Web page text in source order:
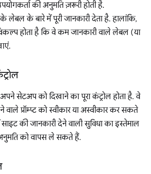
की अनुमति ज़रूरी होती है.
लेबल के बारे में पूरी जानकारी देता है. हालांकि,
होता है कि वे कम जानकारी वाले लेबल (या
सेटअप को दिखाने का पूरा कंट्रोल होता है. वे
प्रॉम्प्ट को स्वीकार या अस्वीकार कर सकते
साइट की जानकारी देने वाली सुविधा का इस्तेमाल
को वापस ले सकते हैं.